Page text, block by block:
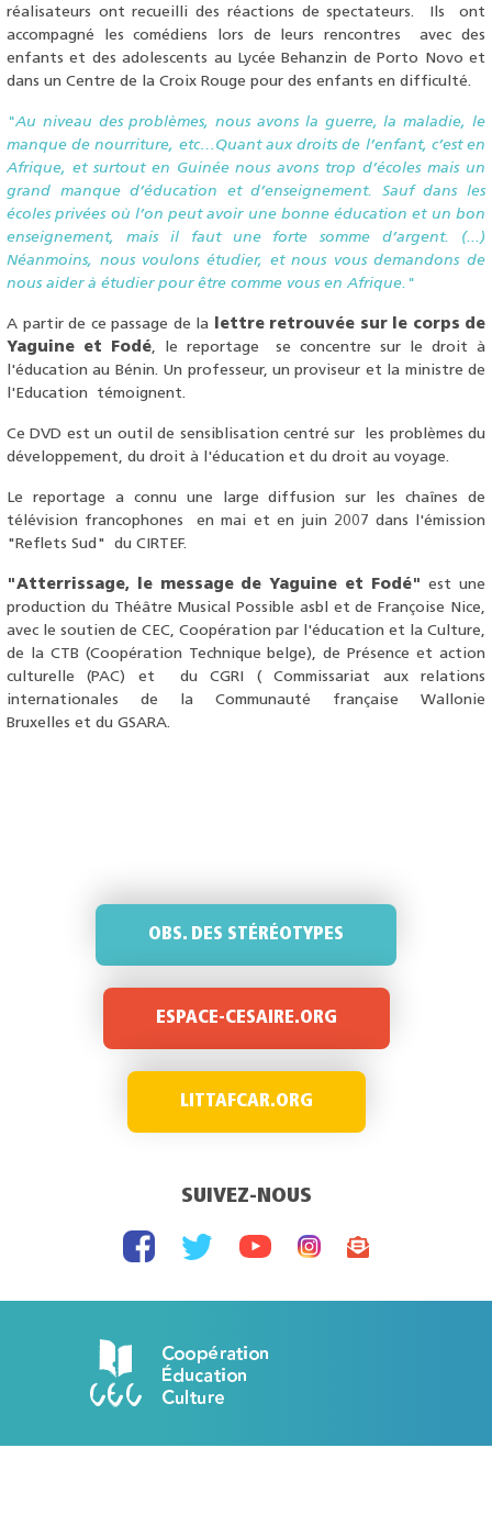
réalisateurs ont recueilli des réactions de spectateurs. Ils ont
accompagné les comédiens lors de leurs rencontres avec des
enfants et des adolescents au Lycée Behanzin de Porto Novo et
dans un Centre de la Croix Rouge pour des enfants en difficulté.
"Au niveau des problèmes, nous avons la guerre, la maladie, le
manque de nourriture, etc…Quant aux droits de l’enfant, c’est en
Afrique, et surtout en Guinée nous avons trop d’écoles mais un
grand manque d’éducation et d’enseignement. Sauf dans les
écoles privées où l’on peut avoir une bonne éducation et un bon
enseignement, mais il faut une forte somme d’argent. (...)
Néanmoins, nous voulons étudier, et nous vous demandons de
nous aider à étudier pour être comme vous en Afrique."
A partir de ce passage de la lettre retrouvée sur le corps de
Yaguine et Fodé, le reportage se concentre sur le droit à
l'éducation au Bénin. Un professeur, un proviseur et la ministre de
l'Education témoignent.
Ce DVD est un outil de sensiblisation centré sur les problèmes du
développement, du droit à l'éducation et du droit au voyage.
Le reportage a connu une large diffusion sur les chaînes de
télévision francophones en mai et en juin 2007 dans l'émission
"Reflets Sud" du CIRTEF.
"Atterrissage, le message de Yaguine et Fodé"est une
production du Théâtre Musical Possible asbl et de Françoise Nice,
avec le soutien de CEC, Coopération par l'éducation et la Culture,
de la CTB (Coopération Technique belge), de Présence et action
culturelle (PAC) et du CGRI ( Commissariat aux relations
internationales de la Communauté française Wallonie
Bruxelles et du GSARA.
OBS. DES STÉRÉOTYPES
ESPACE-CESAIRE.ORG
LITTAFCAR.ORG
SUIVEZ-NOUS